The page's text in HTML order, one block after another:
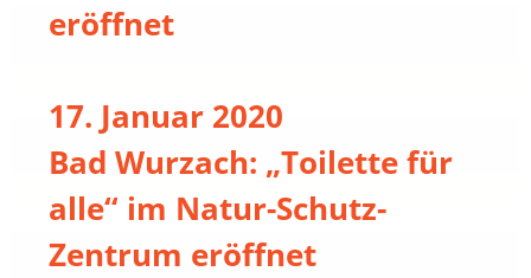
eröffnet
17. Januar 2020
Bad Wurzach: „Toilette für
alle“ im Natur-Schutz-
Zentrum eröffnet